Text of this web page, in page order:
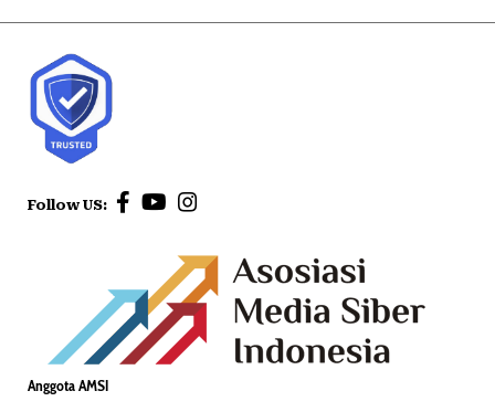
Follow US:
Anggota AMSI